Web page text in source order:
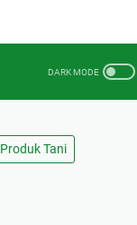
Produk Tani